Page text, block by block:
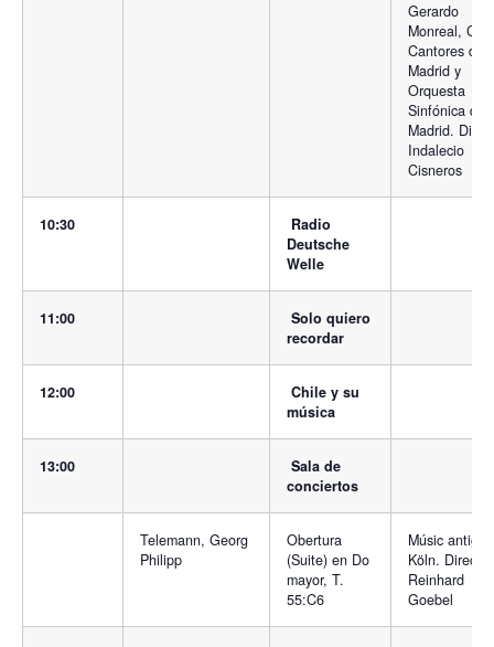
Gerardo
Monreal,
Cantores de
Madrid y
Orquesta
Sinfónica de
Madrid.
Indalecio
Cisneros
10:30
Radio
Deutsche
Welle
11:00
Solo quiero
recordar
12:00
Chile y su
música
13:00
Sala de
conciertos
Telemann, Georg
Philipp
Obertura
(Suite) en Do
mayor, T.
55:C6
Músic antigua
Köln.
Reinhard
Goebel